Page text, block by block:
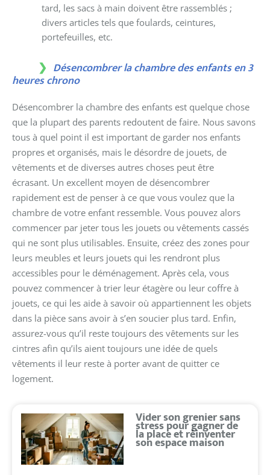
tard, les sacs à main doivent être rassemblés ;
divers articles tels que foulards, ceintures,
portefeuilles, etc.
Désencombrer la chambre des enfants en 3
heures chrono
Désencombrer la chambre des enfants est quelque chose
que la plupart des parents redoutent de faire. Nous savons
tous à quel point il est important de garder nos enfants
propres et organisés, mais le désordre de jouets, de
vêtements et de diverses autres choses peut être
écrasant. Un excellent moyen de désencombrer
rapidement est de penser à ce que vous voulez que la
chambre de votre enfant ressemble. Vous pouvez alors
commencer par jeter tous les jouets ou vêtements cassés
qui ne sont plus utilisables. Ensuite, créez des zones pour
leurs meubles et leurs jouets qui les rendront plus
accessibles pour le déménagement. Après cela, vous
pouvez commencer à trier leur étagère ou leur coffre à
jouets, ce qui les aide à savoir où appartiennent les objets
dans la pièce sans avoir à s’en soucier plus tard. Enfin,
assurez-vous qu’il reste toujours des vêtements sur les
cintres afin qu’ils aient toujours une idée de quels
vêtements il leur reste à porter avant de quitter ce
logement.
Vider son grenier sans
stress pour gagner de
la place et réinventer
son espace maison